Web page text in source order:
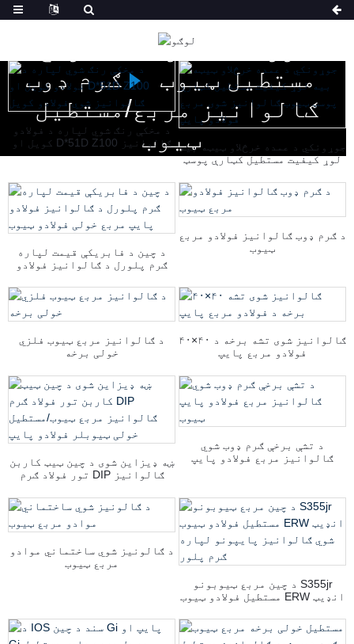
محصولات
مستطیل ټیوب
ګرم ډوب
ګالوانیز مربع/مستطیل
ټیوبد مخکې رنګ شوي لپاره د فولادو
کویل او D*51D Z100 ګالوانیز
شوي فولادو کویل
جوړونکي د عمده خرڅلاو ټیټه بیه
لوړ کیفیت مستطیل کټارې پوسټ
پایپ
د چین د فابریکې قیمت لپاره
ګرم پلورل د ګالوانیز فولادو
د ګرم ډوب ګالوانیز فولادو مربع
ټیوب
د ګالوانیز مربع ټیوب فلزي
خولی برخه
۴۰×۴۰ ګالوانیز شوی تشه برخه د
فولادو مربع پایپ
ښه ډیزاین شوی د چین ټیټ کاربن
تور فولاد ګرم DIP ګالوانیز
فولادو پایپ
د تشې برخې ګرم ډوب شوي
ګالوانیز مربع فولادو پایپ
د ګالونیز شوي ساختماني موادو
مربع ټیوب
د چین مربع ټیوبونو S355jr
مستطیل فولادو ټیوب ERW انډیټ
ګرم پلور